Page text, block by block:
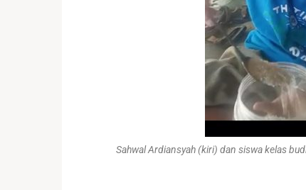
Sahwal Ardiansyah (kiri) dan siswa kelas